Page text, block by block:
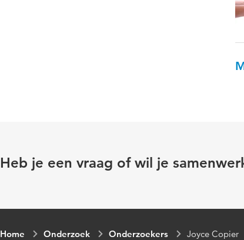
Heb je een vraag of wil je
Home Onderzoek Onderzoekers Joyce Copier